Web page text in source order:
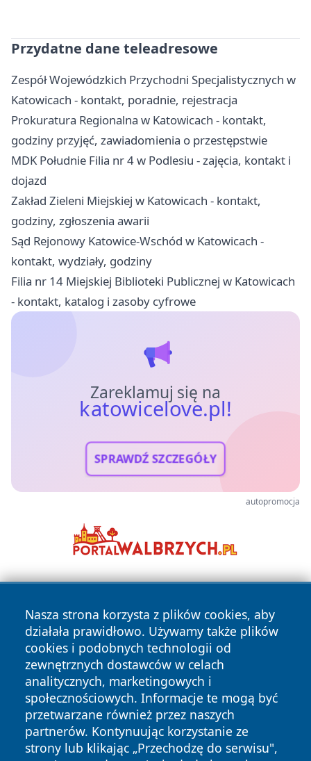
Przydatne dane teleadresowe
Zespół Wojewódzkich Przychodni Specjalistycznych w
Katowicach - kontakt, poradnie, rejestracja
Prokuratura Regionalna w Katowicach - kontakt,
godziny przyjęć, zawiadomienia o przestępstwie
MDK Południe Filia nr 4 w Podlesiu - zajęcia, kontakt i
dojazd
Zakład Zieleni Miejskiej w Katowicach - kontakt,
godziny, zgłoszenia awarii
Sąd Rejonowy Katowice-Wschód w Katowicach -
kontakt, wydziały, godziny
Filia nr 14 Miejskiej Biblioteki Publicznej w Katowicach
- kontakt, katalog i zasoby cyfrowe
Zareklamuj się na
katowicelove.pl!
SPRAWDŹ SZCZEGÓŁY
autopromocja
Nasza strona korzysta z plików cookies, aby
działała prawidłowo. Używamy także plików
cookies i podobnych technologii od
zewnętrznych dostawców w celach
analitycznych, marketingowych i
społecznościowych. Informacje te mogą być
przetwarzane również przez naszych
partnerów. Kontynuując korzystanie ze
strony lub klikając „Przechodzę do serwisu",
Copyright © 2026 katowicelove.pl Wszystkie prawa
zastrzeżone.
News Autorzy
Polityka
Prywatności
Polityka
Cookies